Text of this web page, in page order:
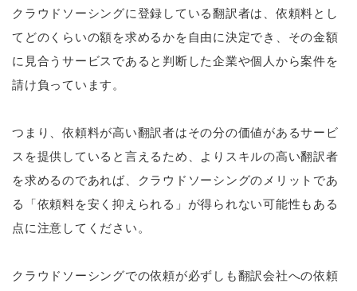
クラウドソーシングに登録している翻訳者は、依頼料とし
てどのくらいの額を求めるかを自由に決定でき、その金額
に見合うサービスであると判断した企業や個人から案件を
請け負っています。
つまり、依頼料が高い翻訳者はその分の価値があるサービ
スを提供していると言えるため、よりスキルの高い翻訳者
を求めるのであれば、クラウドソーシングのメリットであ
る「依頼料を安く抑えられる」が得られない可能性もある
点に注意してください。
クラウドソーシングでの依頼が必ずしも翻訳会社への依頼